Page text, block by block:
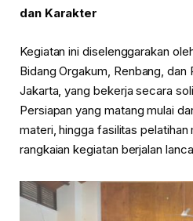
dan Karakter
Kegiatan ini diselenggarakan
Bidang Orgakum, Renbang, dan
Jakarta, yang bekerja secara
Persiapan yang matang mulai
materi, hingga fasilitas pelatihan
rangkaian kegiatan berjalan